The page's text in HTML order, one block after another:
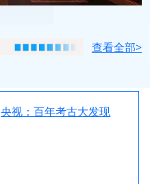
查看全部>
央视：百年考古大发现